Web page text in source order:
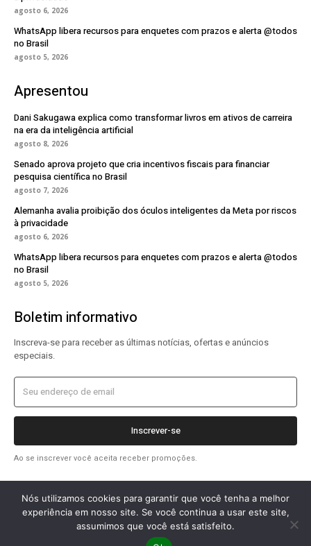
agosto 6, 2026
WhatsApp libera recursos para enquetes com prazos e alerta @todos
no Brasil
agosto 5, 2026
Apresentou
Dani Sakugawa explica como transformar livros em ativos de carreira
na era da inteligência artificial
agosto 8, 2026
Senado aprova projeto que cria incentivos fiscais para financiar
pesquisa científica no Brasil
agosto 7, 2026
Alemanha avalia proibição dos óculos inteligentes da Meta por riscos
à privacidade
agosto 6, 2026
WhatsApp libera recursos para enquetes com prazos e alerta @todos
no Brasil
agosto 5, 2026
Boletim informativo
Inscreva-se para receber as últimas notícias, ofertas e anúncios
especiais.
Inscrever-se
Ao se inscrever você aceita receber promoções.
2026 OlharTecDigital © Todos os direitos reservados.
Nós utilizamos cookies para garantir que você tenha a melhor
experiência em nosso site. Se você continua a usar este site,
assumimos que você está satisfeito.